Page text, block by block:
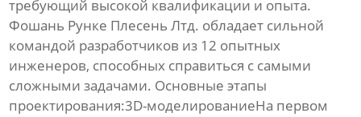
требующий высокой квалификации и опыта.
Фошань Рунке Плесень Лтд. обладает сильной
командой разработчиков из 12 опытных
инженеров, способных справиться с самыми
сложными задачами. Основные этапы
проектирования:3D-моделированиеНа первом